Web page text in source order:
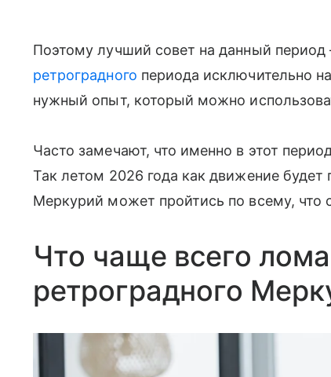
Поэтому лучший совет на данный
ретроградного периода исключительно
нужный опыт, который можно
Часто замечают, что именно в этот
Так летом 2026 года как движение будет
Меркурий может пройтись по всему, что
Что чаще всего
ретроградного